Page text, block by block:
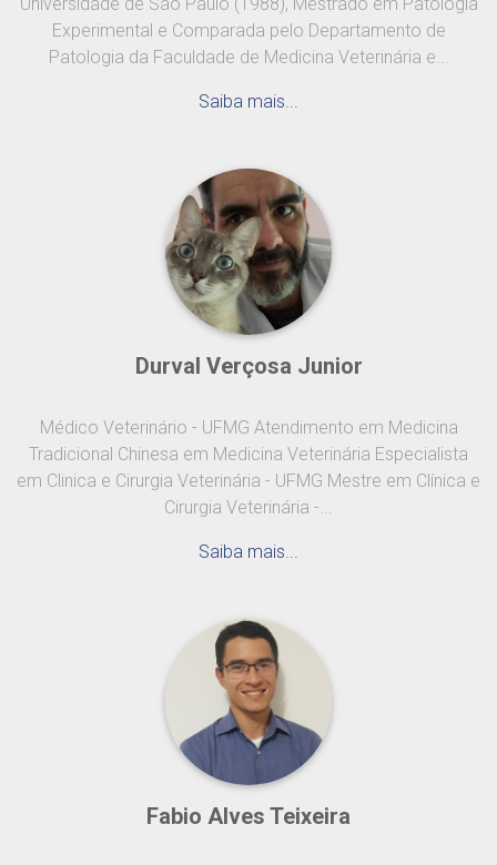
Experimental e Comparada pelo Departamento de
Patologia da Faculdade de Medicina Veterinária e...
Saiba mais...
Durval Verçosa Junior
Médico Veterinário - UFMG Atendimento em Medicina
Tradicional Chinesa em Medicina Veterinária Especialista
em Clinica e Cirurgia Veterinária - UFMG Mestre em Clínica e
Cirurgia Veterinária -...
Saiba mais...
Fabio Alves Teixeira